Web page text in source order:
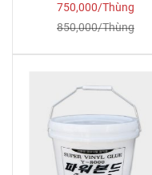
750,000/Thùng
850,000/Thùng